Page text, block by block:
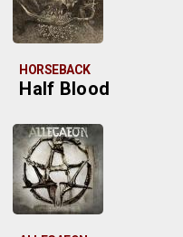
HORSEBACK
Half Blood